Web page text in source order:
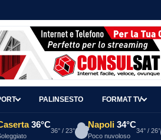
PALINSESTO FORMAT TV
36°C
36° / 23°
Napoli 34°C
Poco nuvoloso
34° / 26°